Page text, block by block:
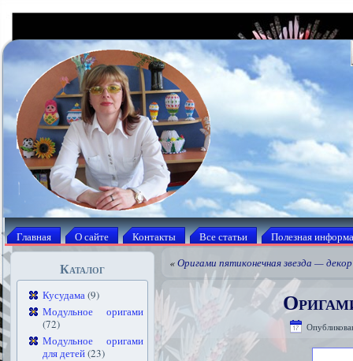
Главная О сайте Контакты Все статьи Полезная
Каталог
Кусудама(9)
Модульное оригами
(72)
Модульное оригами
для детей(23)
«Оригами пятиконечная звезда — декор